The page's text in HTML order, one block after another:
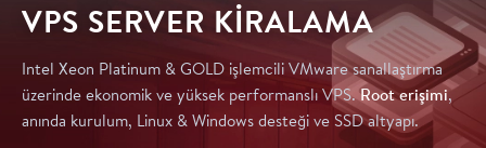
LİNUX HOSTİNG
SUNUCU
CLOUD SERVER
VERİ MERKEZİ
VPS SERVER KİRALAMA
Intel Xeon Platinum & GOLD işlemcili VMware sanallaştırma
üzerinde ekonomik ve yüksek performanslı VPS.Root erişimi,
anında kurulum, Linux & Windows desteği ve SSD altyapı.